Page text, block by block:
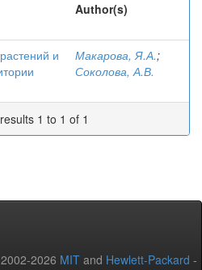
Author(s)
и
Макарова, Я.А.;
Соколова, А.В.
1 to 1 of 1
2026 MIT and Hewlett-Packard -